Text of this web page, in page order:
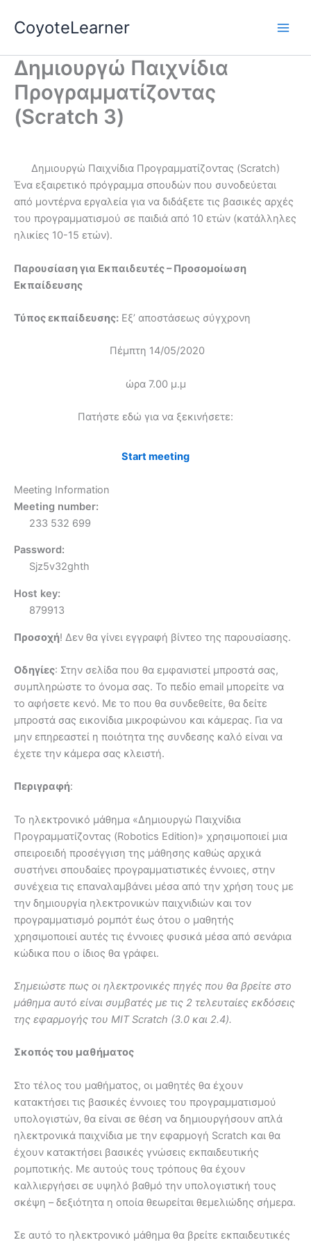
CoyoteLearner
Δημιουργώ Παιχνίδια
Προγραμματίζοντας
(Scratch 3)
Δημιουργώ Παιχνίδια Προγραμματίζοντας (Scratch)
Ένα εξαιρετικό πρόγραμμα σπουδών που συνοδεύεται
από μοντέρνα εργαλεία για να διδάξετε τις βασικές αρχές
του προγραμματισμού σε παιδιά από 10 ετών (κατάλληλες
ηλικίες 10-15 ετών).
Παρουσίαση για Εκπαιδευτές – Προσομοίωση
Εκπαίδευσης
Τύπος εκπαίδευσης: Εξ’ αποστάσεως σύγχρονη
Πέμπτη 14/05/2020
ώρα 7.00 μ.μ
Πατήστε εδώ για να ξεκινήσετε:
Start meeting
Meeting Information
Meeting number:
233 532 699
Password:
Sjz5v32ghth
Host key:
879913
Προσοχή! Δεν θα γίνει εγγραφή βίντεο της παρουσίασης.
Οδηγίες: Στην σελίδα που θα εμφανιστεί μπροστά σας,
συμπληρώστε το όνομα σας. Το πεδίο email μπορείτε να
το αφήσετε κενό. Με το που θα συνδεθείτε, θα δείτε
μπροστά σας εικονίδια μικροφώνου και κάμερας. Για να
μην επηρεαστεί η ποιότητα της συνδεσης καλό είναι να
έχετε την κάμερα σας κλειστή.
Περιγραφή:
Το ηλεκτρονικό μάθημα «Δημιουργώ Παιχνίδια
Προγραμματίζοντας (Robotics Edition)» χρησιμοποιεί μια
σπειροειδή προσέγγιση της μάθησης καθώς αρχικά
συστήνει σπουδαίες προγραμματιστικές έννοιες, στην
συνέχεια τις επαναλαμβάνει μέσα από την χρήση τους με
την δημιουργία ηλεκτρονικών παιχνιδιών και τον
προγραμματισμό ρομπότ έως ότου ο μαθητής
χρησιμοποιεί αυτές τις έννοιες φυσικά μέσα από σενάρια
κώδικα που ο ίδιος θα γράφει.
Σημειώστε πως οι ηλεκτρονικές πηγές που θα βρείτε στο
μάθημα αυτό είναι συμβατές με τις 2 τελευταίες εκδόσεις
της εφαρμογής του MITScratch (3.0 και 2.4).
Σκοπός του μαθήματος
Στο τέλος του μαθήματος, οι μαθητές θα έχουν
κατακτήσει τις βασικές έννοιες του προγραμματισμού
υπολογιστών, θα είναι σε θέση να δημιουργήσουν απλά
ηλεκτρονικά παιχνίδια με την εφαρμογή Scratch και θα
έχουν κατακτήσει βασικές γνώσεις εκπαιδευτικής
ρομποτικής. Με αυτούς τους τρόπους θα έχουν
καλλιεργήσει σε υψηλό βαθμό την υπολογιστική τους
σκέψη – δεξιότητα η οποία θεωρείται θεμελιώδης σήμερα.
Σε αυτό το ηλεκτρονικό μάθημα θα βρείτε εκπαιδευτικές